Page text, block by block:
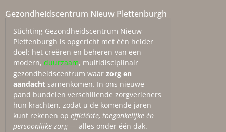
Gezondheidscentrum Nieuw Plettenburgh
Stichting Gezondheidscentrum Nieuw
Plettenburgh is opgericht met één helder
doel: het creëren en beheren van een
modern, duurzaam, multidisciplinair
gezondheidscentrum waar zorg en
aandacht samenkomen. In ons nieuwe
pand bundelen verschillende zorgverleners
hun krachten, zodat u de komende jaren
kunt rekenen op efficiënte, toegankelijke én
persoonlijke zorg— alles onder één dak.